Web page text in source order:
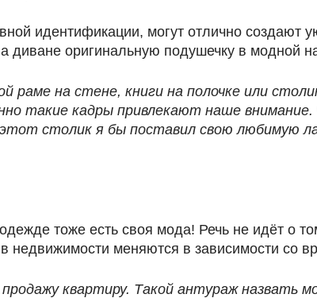
идентификации, могут отлично создают
диване оригинальную подушечку в модной
раме на стене, книги на полочке или
такие кадры привлекают наше
столик я бы поставил свою любимую
тоже есть своя мода! Речь не идёт о
недвижимости меняются в зависимости со
квартиру. Такой антураж назвать